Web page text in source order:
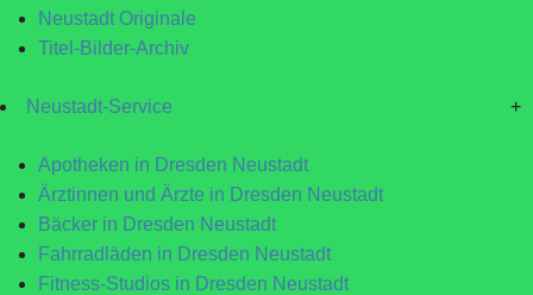
Neustadt Originale
Titel-Bilder-Archiv
Neustadt-Service +
Apotheken in Dresden Neustadt
Ärztinnen und Ärzte in Dresden Neustadt
Bäcker in Dresden Neustadt
Fahrradläden in Dresden Neustadt
Fitness-Studios in Dresden Neustadt